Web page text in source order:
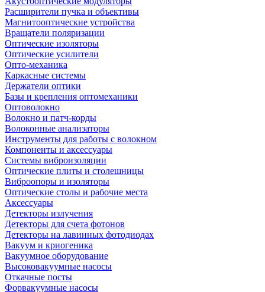
Расширители пучка и объективы
Магнитооптические устройства
Вращатели поляризации
Оптические изоляторы
Оптические усилители
Опто-механика
Каркасные системы
Держатели оптики
Базы и крепления оптомеханики
Оптоволокно
Волокно и патч-корды
Волоконные анализаторы
Инструменты для работы с волокном
Компоненты и аксессуары
Системы виброизоляции
Оптические плиты и столешницы
Виброопоры и изоляторы
Оптические столы и рабочие места
Аксессуары
Детекторы излучения
Детекторы для счета фотонов
Детекторы на лавинных фотодиодах
Вакуум и криогеника
Вакуумное оборудование
Высоковакуумные насосы
Откачные посты
Форвакуумные насосы